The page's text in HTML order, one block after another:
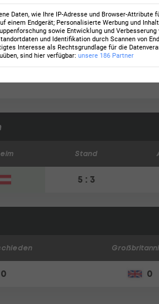
Stand
5 : 3
0 0
Daten, wie Ihre IP-Adresse und Browser-Attribute
einem Endgerät; Personalisierte Werbung und
sowie Entwicklung und Verbesserung
und Identifikation durch Scannen von
Interesse als Rechtsgrundlage für die
sind hier verfügbar: unsere 186 Partner